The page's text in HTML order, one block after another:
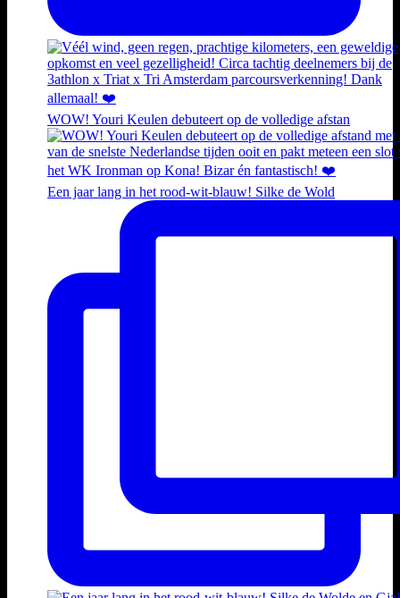
WOW! Youri Keulen debuteert op de volledige afstan
Een jaar lang in het rood-wit-blauw! Silke de Wold